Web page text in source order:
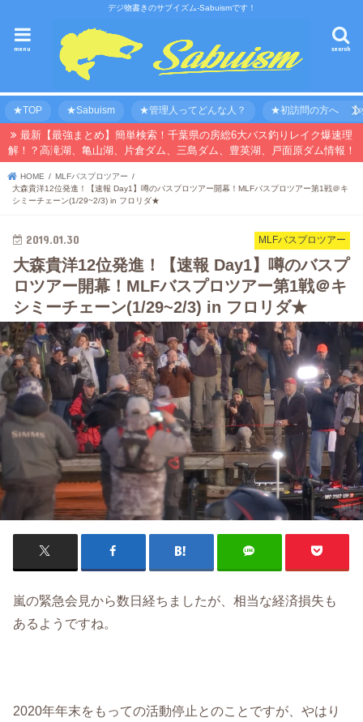
デジ物書きのサブイズム-Sabuismです！
search
menu
★TOP ★Sabuism ★管理人ってどんな人？ ★初訪問の方へ 【
最新【最強まとめ】簡単検索！千葉県の房総6大バス釣りレイク爆速理
解！？高滝湖、亀山湖、片倉ダム、三島ダム、豊英湖、戸面原ダム情報！
HOME
MLFバスプロツアー
大森貴洋12位発進！【速報 Day1】噂のバスプロツアー開幕！MLFバスプロツアー第1戦＠キ
シミーチェーン(1/29~2/3) in フロリダ★
MLFバスプロツアー
2019.01.30
大森貴洋12位発進！【速報 Day1】噂のバスプ
ロツアー開幕！MLFバスプロツアー第1戦＠キ
シミーチェーン(1/29~2/3) in フロリダ★
嵐の緊急会見から数日経ちましたが、相当な経済損失も
あるようですね。
2020年年末をもっての活動停止とのことですが、やはり